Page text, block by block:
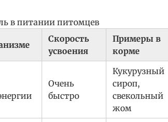
в питании питомцев
Скорость
усвоения
Примеры в
корме
Очень
быстро
Кукурузный
сироп,
свекольный
жом